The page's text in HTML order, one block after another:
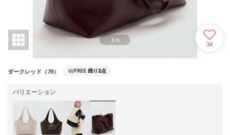
1/6
34
ダークレッド（78） U/FREE 残り2点
バリエーション